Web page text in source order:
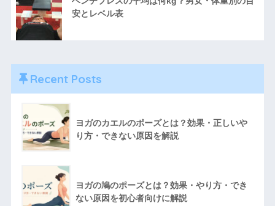
安とレベル表
Recent Posts
ヨガのカエルのポーズとは？効果・正しいや
り方・できない原因を解説
ヨガの鳩のポーズとは？効果・やり方・でき
ない原因を初心者向けに解説